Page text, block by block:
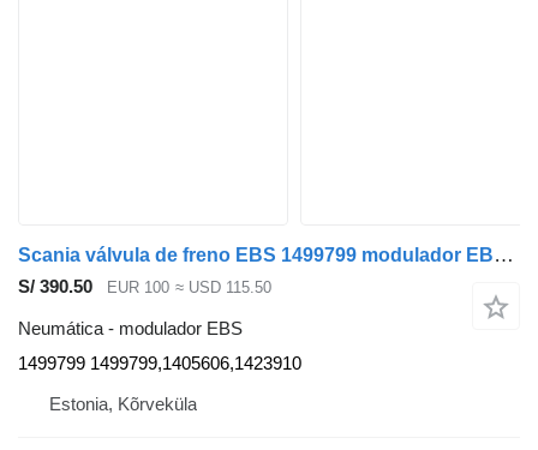
Scania válvula de freno EBS 1499799 modulador EBS para Scania P230 cabeza tractora
S/ 390.50 EUR 100 ≈ USD 115.50
Neumática - modulador EBS
1499799 1499799,1405606,1423910
Estonia, Kõrveküla